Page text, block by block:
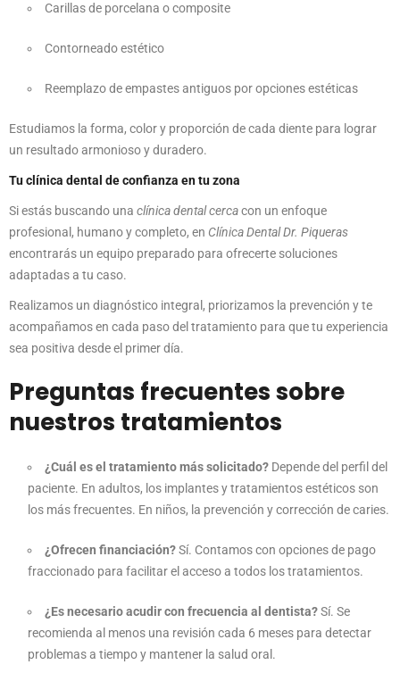
Carillas de porcelana o composite
Contorneado estético
Reemplazo de empastes antiguos por opciones estéticas
Estudiamos la forma, color y proporción de cada diente para lograr
un resultado armonioso y duradero.
Tu clínica dental de confianza en tu zona
Si estás buscando una clínica dental cercacon un enfoque
profesional, humano y completo, en Clínica Dental Dr. Piqueras
encontrarás un equipo preparado para ofrecerte soluciones
adaptadas a tu caso.
Realizamos un diagnóstico integral, priorizamos la prevención y te
acompañamos en cada paso del tratamiento para que tu experiencia
sea positiva desde el primer día.
Preguntas frecuentes sobre
nuestros tratamientos
¿Cuál es el tratamiento más solicitado? Depende del perfil del
paciente. En adultos, los implantes y tratamientos estéticos son
los más frecuentes. En niños, la prevención y corrección de caries.
¿Ofrecen financiación?Sí. Contamos con opciones de pago
fraccionado para facilitar el acceso a todos los tratamientos.
¿Es necesario acudir con frecuencia al dentista?Sí. Se
recomienda al menos una revisión cada 6 meses para detectar
problemas a tiempo y mantener la salud oral.